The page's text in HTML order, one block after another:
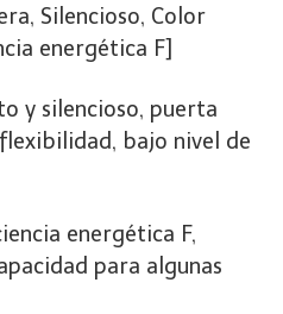
Silencioso, Color
energética F]
y silencioso, puerta
bajo nivel de
energética F,
para algunas